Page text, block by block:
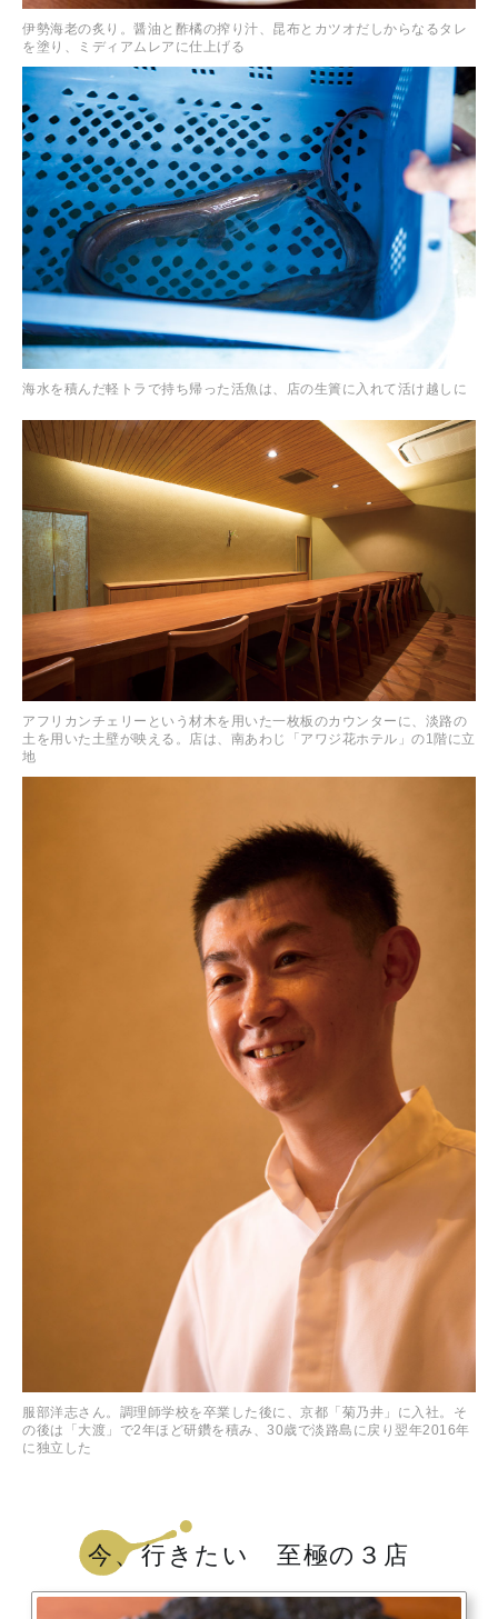
伊勢海老の炙り。醤油と酢橘の搾り汁、昆布とカツオだしからなるタレ
を塗り、ミディアムレアに仕上げる
海水を積んだ軽トラで持ち帰った活魚は、店の生簀に入れて活け越しに
アフリカンチェリーという材木を用いた一枚板のカウンターに、淡路の
土を用いた土壁が映える。店は、南あわじ「アワジ花ホテル」の1階に立
地
服部洋志さん。調理師学校を卒業した後に、京都「菊乃井」に入社。そ
の後は「大渡」で2年ほど研鑽を積み、30歳で淡路島に戻り翌年2016年
に独立した
今、行きたい 至極の３店